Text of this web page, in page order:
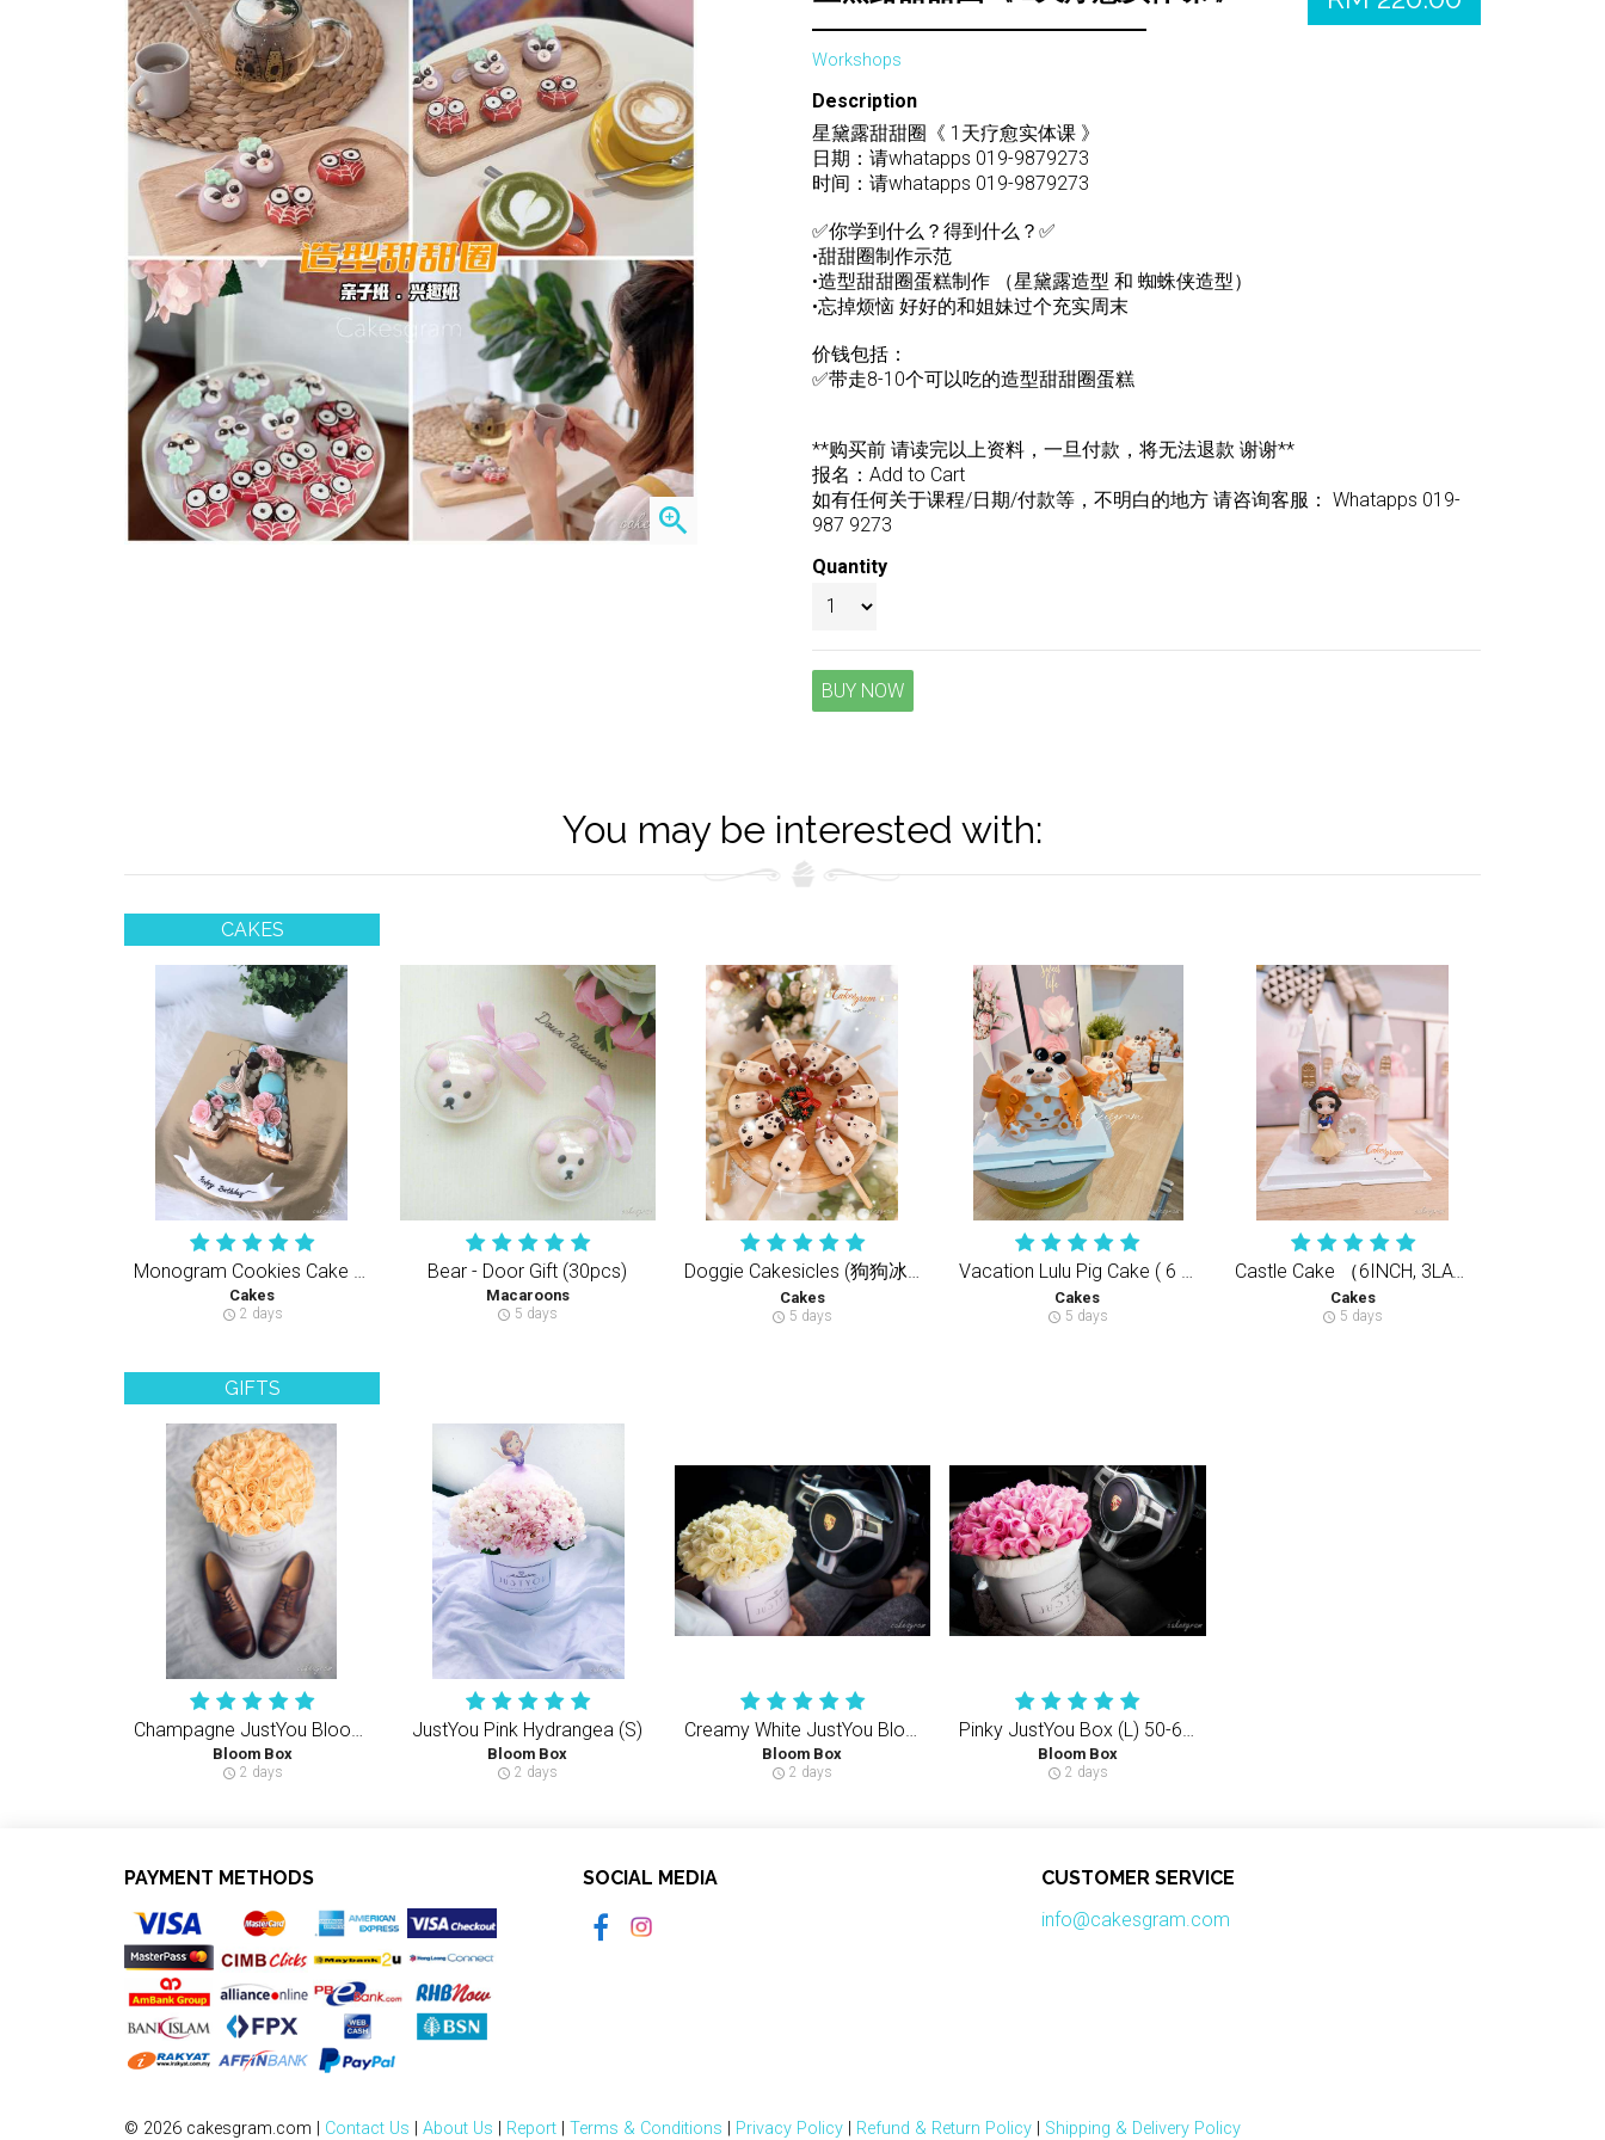
zoom_in
Workshops
Description
星黛露甜甜圈《 1天疗愈实体课 》
日期：请whatapps 019-9879273
时间：请whatapps 019-9879273
✅你学到什么？得到什么？✅
•甜甜圈制作示范
•造型甜甜圈蛋糕制作 （星黛露造型 和 蜘蛛侠造型）
•忘掉烦恼 好好的和姐妹过个充实周末
价钱包括：
✅带走8-10个可以吃的造型甜甜圈蛋糕
**购买前 请读完以上资料，一旦付款，将无法退款 谢谢**
报名：Add to Cart
如有任何关于课程/日期/付款等，不明白的地方 请咨询客服： Whatapps 019-
987 9273
Quantity
BUY NOW
You may be interested with:
CAKES
Cakes
schedule 2 days
Bear - Door Gift (30pcs)
Macaroons
schedule 5 days
Cakes
schedule 5 days
Cakes
schedule 5 days
Castle Cake （6INCH, 3LAYERS CAKE）城堡蛋糕（半翻糖天然奶油蛋糕）
Cakes
schedule 5 days
GIFTS
Champagne JustYou Bloom Box (M) 40-50PCS Roses
Bloom Box
schedule 2 days
JustYou Pink Hydrangea (S)
Bloom Box
schedule 2 days
Creamy White JustYou Bloom Box (S) 35-40PCS
Bloom Box
schedule 2 days
Pinky JustYou Box (L) 50-60PCS Rose
Bloom Box
schedule 2 days
PAYMENT METHODS SOCIAL MEDIA
CUSTOMER SERVICE
info@cakesgram.com
© 2026 cakesgram.com | Contact Us About Us Report Terms & Conditions Privacy Policy Refund & Return Policy Shipping & Delivery Policy